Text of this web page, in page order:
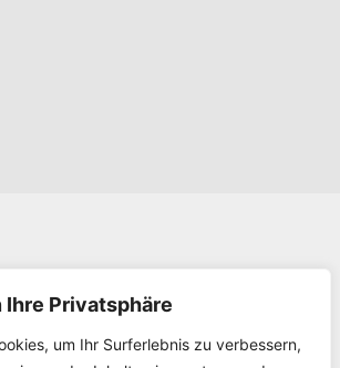
Privatsphäre
um Ihr Surferlebnis zu verbessern,